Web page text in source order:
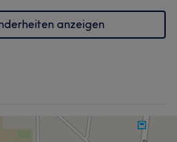
anzeigen